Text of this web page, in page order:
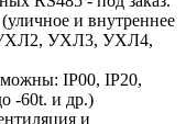
и внутреннее
УХЛ3, УХЛ4,
IP00, IP20,
-60t. и др.)
и